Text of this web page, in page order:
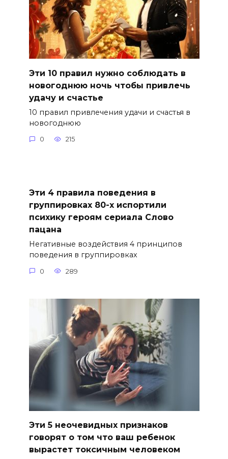
Эти 10 правил нужно соблюдать в
новогоднюю ночь чтобы привлечь
удачу и счастье
10 правил привлечения удачи и счастья в
новогоднюю
0 215
Эти 4 правила поведения в
группировках 80-х испортили
психику героям сериала Слово
пацана
Негативные воздействия 4 принципов
поведения в группировках
0 289
Эти 5 неочевидных признаков
говорят о том что ваш ребенок
вырастет токсичным человеком